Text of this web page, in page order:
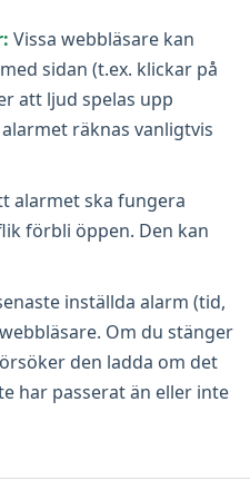
Vissa webbläsare kan
sidan (t.ex. klickar på
att ljud spelas upp
räknas vanligtvis
alarmet ska fungera
förbli öppen. Den kan
inställda alarm (tid,
Om du stänger
den ladda om det
har passerat än eller inte